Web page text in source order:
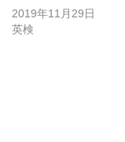
2019年11月29日
英検